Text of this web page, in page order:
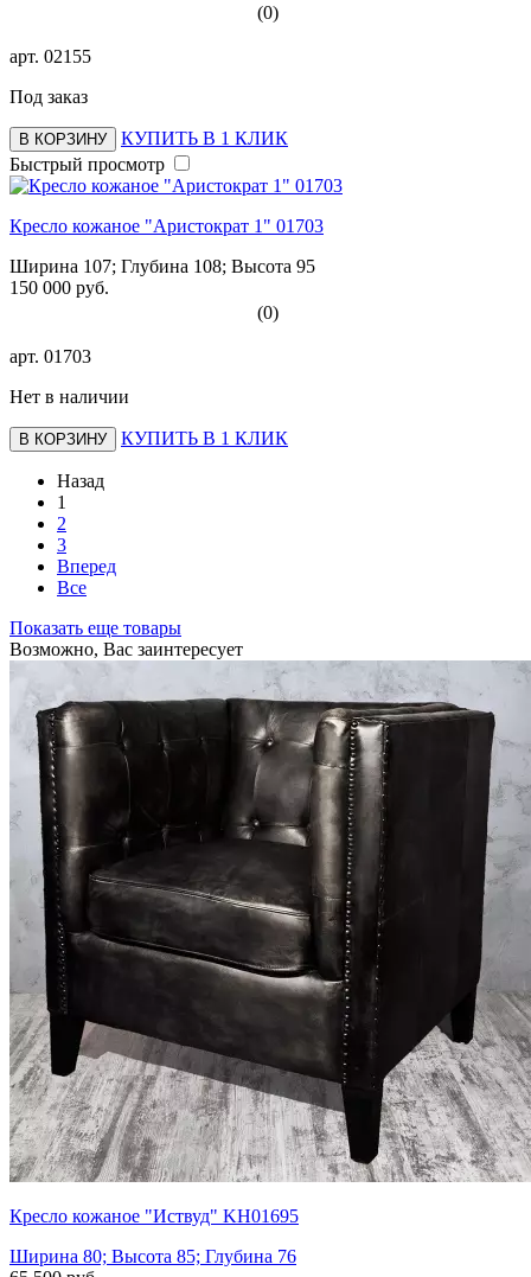
(0)
арт. 02155
Под заказ
В КОРЗИНУ
КУПИТЬ В 1 КЛИК
Быстрый просмотр
Кресло кожаное "Аристократ 1" 01703
Ширина 107; Глубина 108; Высота 95
150 000 руб.
(0)
арт. 01703
Нет в наличии
В КОРЗИНУ КУПИТЬ В 1 КЛИК
Назад
1
2
3
Вперед
Все
Показать еще товары
Возможно, Вас заинтересует
Кресло кожаное "Иствуд" KH01695
Ширина 80; Высота 85; Глубина 76